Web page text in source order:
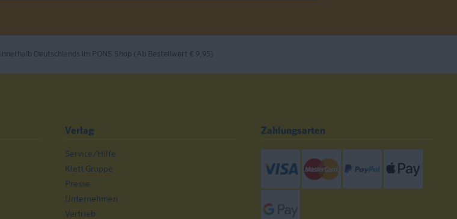
innerhalb Deutschlands im PONS Shop (Ab Bestellwert € 9,95)
Verlag
Service/Hilfe
Klett Gruppe
Presse
Unternehmen
Vertrieb
Zahlungsarten
Mastercard